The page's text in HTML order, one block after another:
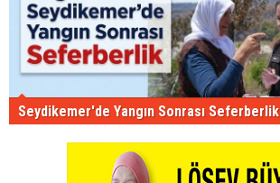
Seydikemer'de Yangın Sonrası Seferberlik